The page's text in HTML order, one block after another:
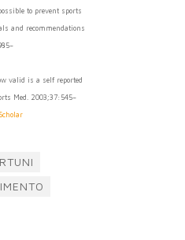
to prevent sports
and recommendations
valid is a self reported
Med. 2003;37:545–